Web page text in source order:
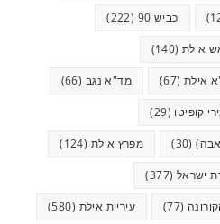
כביש 90 (222)
אילת (140)
אילת (67) מד"א נגב (66)
קופיטו (29)
(30) מפרץ אילת (124)
ישראל (377)
(77) עיריית אילת (580)